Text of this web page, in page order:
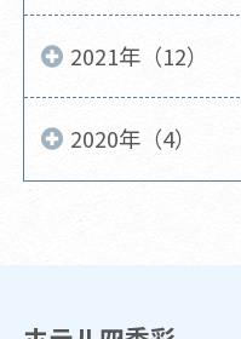
2021年（12）
2020年（4）